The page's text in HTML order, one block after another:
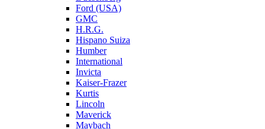
Ford (USA)
GMC
H.R.G.
Hispano Suiza
Humber
International
Invicta
Kaiser-Frazer
Kurtis
Lincoln
Maverick
Maybach